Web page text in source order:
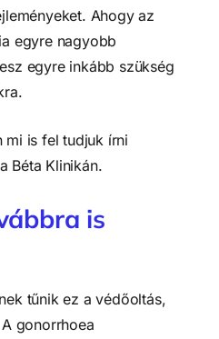
Ahogy az
egyre nagyobb
egyre inkább szükség
mi is fel tudjuk írni
Béta Klinikán.
is
tűnik ez a védőoltás,
gonorrhoea